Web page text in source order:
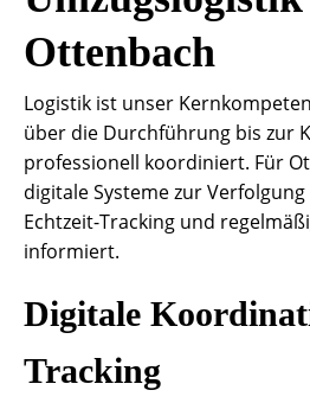
Ottenbach
Logistik ist unser
über die Durchführung bis zur
professionell koordiniert. Für
digitale Systeme zur
Echtzeit-Tracking und
informiert.
Digitale
Tracking